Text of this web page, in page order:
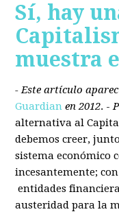
Sí, hay
muestra
- Este artículo
Guardian en 2012. -
alternativa al
debemos creer,
sistema económico
incesantemente;
entidades
austeridad para la